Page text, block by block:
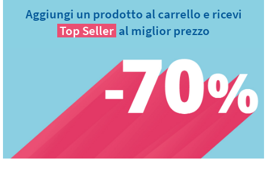
Aggiungi un prodotto al carrello e ricevi
Top Seller al miglior prezzo